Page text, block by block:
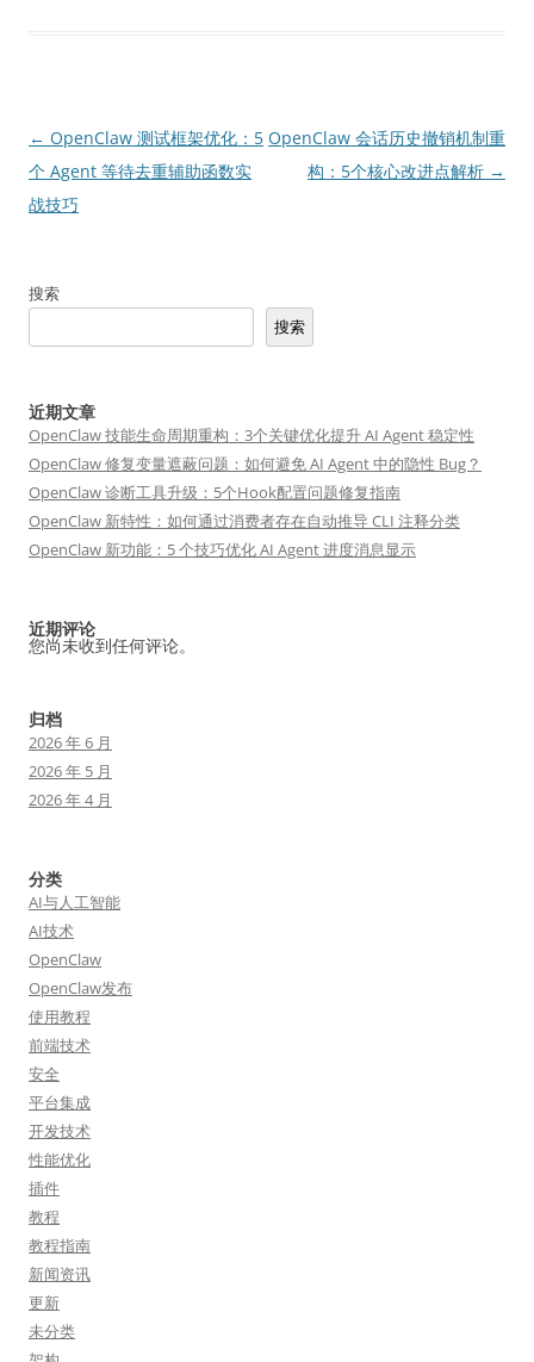
文
章
导
← OpenClaw 测试框架优化：5
个 Agent 等待去重辅助函数实
战技巧
OpenClaw 会话历史撤销机制重
构：5个核心改进点解析 →
搜索
搜索
近期文章
OpenClaw 技能生命周期重构：3个关键优化提升 AI Agent 稳定性
OpenClaw 修复变量遮蔽问题：如何避免 AI Agent 中的隐性 Bug？
OpenClaw 诊断工具升级：5个Hook配置问题修复指南
OpenClaw 新特性：如何通过消费者存在自动推导 CLI 注释分类
OpenClaw 新功能：5 个技巧优化 AI Agent 进度消息显示
近期评论
您尚未收到任何评论。
归档
2026 年 6 月
2026 年 5 月
2026 年 4 月
分类
AI与人工智能
AI技术
OpenClaw
OpenClaw发布
使用教程
前端技术
安全
平台集成
开发技术
性能优化
插件
教程
教程指南
新闻资讯
更新
未分类